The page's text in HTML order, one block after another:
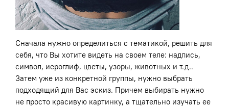
Сначала нужно определиться с тематикой, решить для
себя, что Вы хотите видеть на своем теле: надпись,
символ, иероглиф, цветы, узоры, животных и т.д..
Затем уже из конкретной группы, нужно выбрать
подходящий для Вас эскиз. Причем выбирать нужно
не просто красивую картинку, а тщательно изучать ее